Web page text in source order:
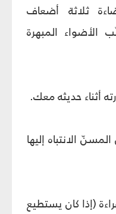
ثلاثة أضعاف
الأضواء المبهرة
الانتباه إليها
(إذا كان يستطيع